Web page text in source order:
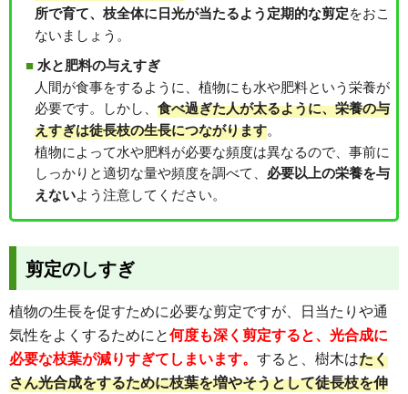
所で育て、枝全体に日光が当たるよう定期的な剪定をおこ
ないましょう。
水と肥料の与えすぎ
人間が食事をするように、植物にも水や肥料という栄養が
必要です。しかし、食べ過ぎた人が太るように、栄養の与
えすぎは徒長枝の生長につながります。
植物によって水や肥料が必要な頻度は異なるので、事前に
しっかりと適切な量や頻度を調べて、 必要以上の栄養を与
えないよう注意してください。
剪定のしすぎ
植物の生長を促すために必要な剪定ですが、日当たりや通
気性をよくするためにと何度も深く剪定すると、光合成に
必要な枝葉が減りすぎてしまいます。 すると、樹木はたく
さん光合成をするために枝葉を増やそうとして徒長枝を伸